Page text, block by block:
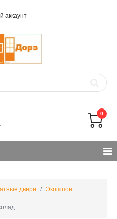
аккаунт
0
двери
Экошпон